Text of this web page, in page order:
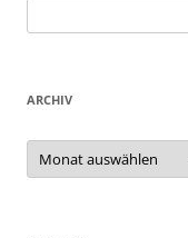
nach:
ARCHIV
Archiv